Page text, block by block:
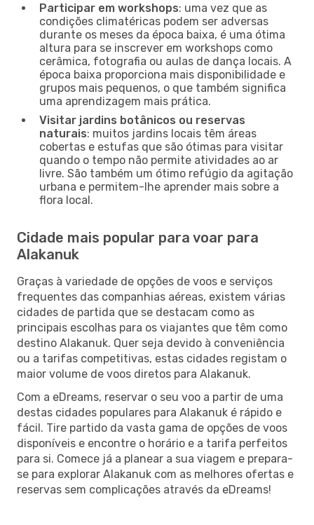
Participar em workshops: uma vez que as
condições climatéricas podem ser adversas
durante os meses da época baixa, é uma ótima
altura para se inscrever em workshops como
cerâmica, fotografia ou aulas de dança locais. A
época baixa proporciona mais disponibilidade e
grupos mais pequenos, o que também significa
uma aprendizagem mais prática.
Visitar jardins botânicos ou reservas
naturais: muitos jardins locais têm áreas
cobertas e estufas que são ótimas para visitar
quando o tempo não permite atividades ao ar
livre. São também um ótimo refúgio da agitação
urbana e permitem-lhe aprender mais sobre a
flora local.
Cidade mais popular para voar para
Alakanuk
Graças à variedade de opções de voos e serviços
frequentes das companhias aéreas, existem várias
cidades de partida que se destacam como as
principais escolhas para os viajantes que têm como
destino Alakanuk. Quer seja devido à conveniência
ou a tarifas competitivas, estas cidades registam o
maior volume de voos diretos para Alakanuk.
Com a eDreams, reservar o seu voo a partir de uma
destas cidades populares para Alakanuk é rápido e
fácil. Tire partido da vasta gama de opções de voos
disponíveis e encontre o horário e a tarifa perfeitos
para si. Comece já a planear a sua viagem e prepara-
se para explorar Alakanuk com as melhores ofertas e
reservas sem complicações através da eDreams!